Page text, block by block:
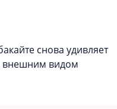
снова удивляет
внешним видом